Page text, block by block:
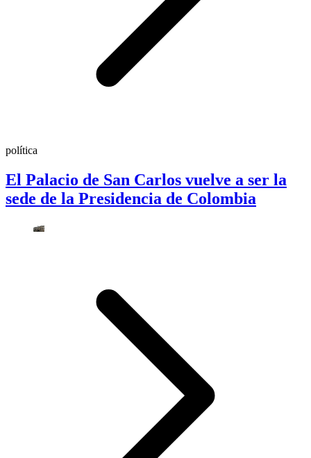
política
El Palacio de San Carlos vuelve a ser la
sede de la Presidencia de Colombia